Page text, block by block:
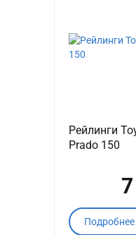
Рейлинги
Prado 150
Подробнее